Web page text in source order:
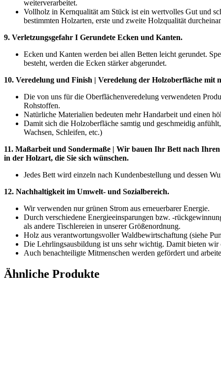
weiterverarbeitet.
Vollholz in Kernqualität am Stück ist ein wertvolles Gut und
bestimmten Holzarten, erste und zweite Holzqualität
9. Verletzungsgefahr I Gerundete Ecken und Kanten.
Ecken und Kanten werden bei allen Betten leicht gerundet.
besteht, werden die Ecken stärker abgerundet.
10. Veredelung und Finish | Veredelung der Holzoberfläche
Die von uns für die Oberflächenveredelung verwendeten
Rohstoffen.
Natürliche Materialien bedeuten mehr Handarbeit und einen
Damit sich die Holzoberfläche samtig und geschmeidig
Wachsen, Schleifen, etc.)
11. Maßarbeit und Sondermaße | Wir bauen Ihr Bett nach
in der Holzart, die Sie sich wünschen.
Jedes Bett wird einzeln nach Kundenbestellung und dessen
12. Nachhaltigkeit im Umwelt- und Sozialbereich.
Wir verwenden nur grünen Strom aus erneuerbarer Energie.
Durch verschiedene Energieeinsparungen bzw. -
als andere Tischlereien in unserer Größenordnung.
Holz aus verantwortungsvoller Waldbewirtschaftung (siehe
Die Lehrlingsausbildung ist uns sehr wichtig. Damit bieten wir
Auch benachteiligte Mitmenschen werden gefördert und
Ähnliche Produkte